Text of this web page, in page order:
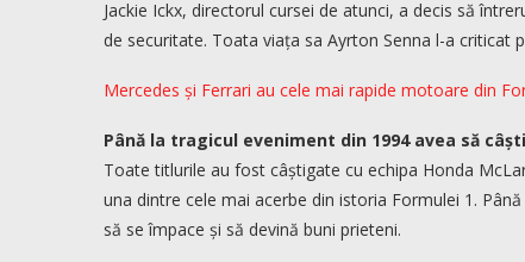
Jackie Ickx, directorul cursei de atunci, a decis să
de securitate. Toata viața sa Ayrton Senna l-a criticat
Mercedes și Ferrari au cele mai rapide motoare din
Până la tragicul eveniment din 1994 avea să
Toate titlurile au fost câștigate cu echipa Honda
una dintre cele mai acerbe din istoria Formulei 1.
să se împace și să devină buni prieteni.